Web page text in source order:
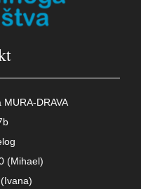
DRAVA
(Mihael)